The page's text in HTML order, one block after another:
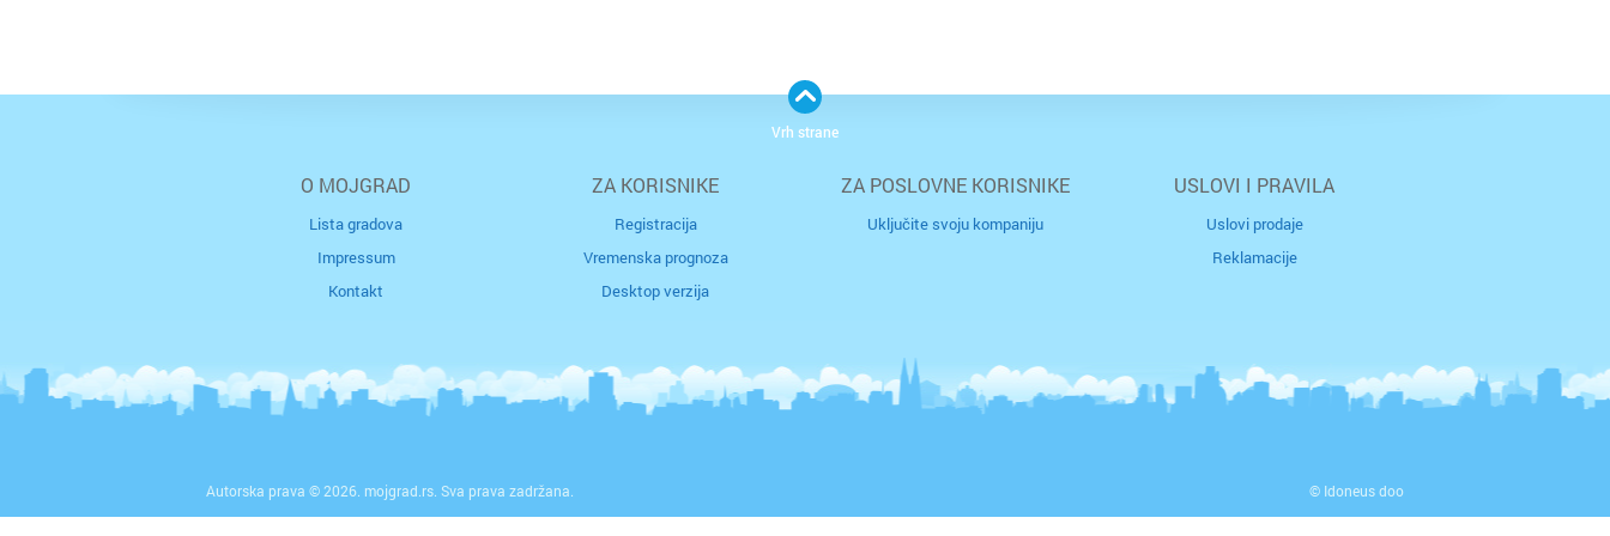
O MOJGRAD
Lista gradova
Impressum
Kontakt
ZA KORISNIKE
Registracija
Vremenska prognoza
Desktop verzija
ZA POSLOVNE KORISNIKE
Uključite svoju kompaniju
USLOVI I PRAVILA
Uslovi prodaje
Reklamacije
Autorska prava © 2026. mojgrad.rs. Sva prava zadržana. © Idoneus doo
Vrh strane